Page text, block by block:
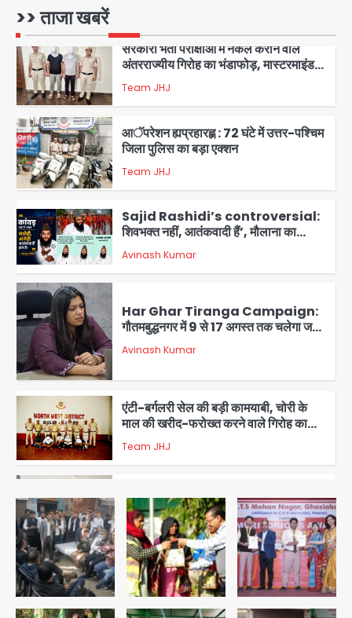
>> ताजा खबरें
3
समेत 7 गिरफ्तार
Team JHJ
4
आॅपरेशन ह्यप्रहारह्ण : 72 घंटे में उत्तर-पश्चिम
जिला पुलिस का बड़ा एक्शन
Team JHJ
5
Sajid Rashidi’s controversial:
शिवभक्त नहीं, आतंकवादी हैं’, मौलाना का
कांवड़ियों पर विवादित बयान, BJP विधायक ने
कराई FIR, NSA की मांग
Avinash Kumar
1
Har Ghar Tiranga Campaign:
जागरूकता महाअभियान, डीएम ने की समीक्षा
बैठक
Avinash Kumar
माल की खरीद-फरोख्त करने वाले गिरोह का
भंडाफोड़
Team JHJ
3
सरकारी भर्ती परीक्षाओं में नकल कराने वाले
अंतरराज्यीय गिरोह का भंडाफोड़, मास्टरमाइंड
4
आॅपरेशन ह्यप्रहारह्ण : 72 घंटे में उत्तर-पश्चिम
जिला पुलिस का बड़ा एक्शन
Team JHJ